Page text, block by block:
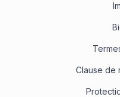
Clause de